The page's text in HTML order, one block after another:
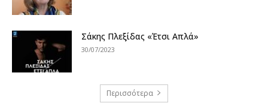
Σάκης Πλεξίδας «Έτσι Απλά»
30/07/2023
Περισσότερα